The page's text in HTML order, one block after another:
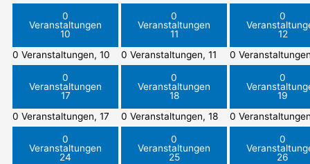
0
Veranstaltungen
10
0 Veranstaltungen,10
0
Veranstaltungen
11
0 Veranstaltungen,11
0
12
0
0
Veranstaltungen
17
0 Veranstaltungen,17
0
Veranstaltungen
18
0 Veranstaltungen,18
0
19
0
0
Veranstaltungen
24
0
Veranstaltungen
25
0
26